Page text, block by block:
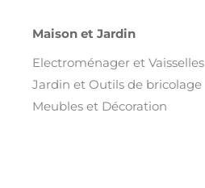
Maison et Jardin
Electroménager et Vaisselles
Jardin et Outils de bricolage
Meubles et Décoration